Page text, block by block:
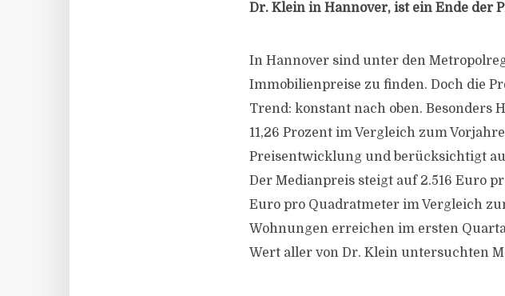
Dr. Klein in Hannover, ist ein Ende der
In Hannover sind unter den
Immobilienpreise zu finden. Doch die
Trend: konstant nach oben. Besonders
11,26 Prozent im Vergleich zum
Preisentwicklung und berücksichtigt
Der Medianpreis steigt auf 2.516 Euro
Euro pro Quadratmeter im Vergleich
Wohnungen erreichen im ersten
Wert aller von Dr. Klein untersuchten